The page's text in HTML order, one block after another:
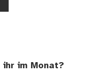
im Monat?